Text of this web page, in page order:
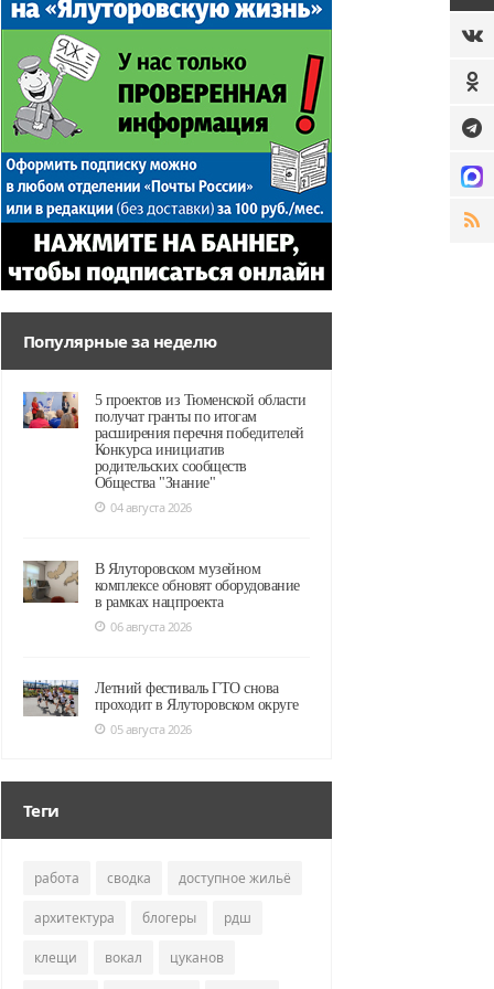
Популярные за неделю
5 проектов из Тюменской области
получат гранты по итогам
расширения перечня победителей
Конкурса инициатив
родительских сообществ
Общества "Знание"
04 августа 2026
В Ялуторовском музейном
комплексе обновят оборудование
в рамках нацпроекта
06 августа 2026
Летний фестиваль ГТО снова
проходит в Ялуторовском округе
05 августа 2026
Теги
работа сводка доступное жильё
архитектура блогеры рдш
клещи вокал цуканов